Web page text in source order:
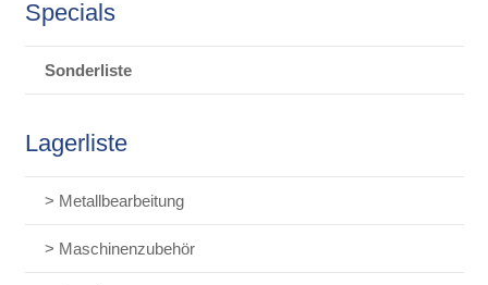
Specials
Sonderliste
Lagerliste
> Metallbearbeitung
> Maschinenzubehör